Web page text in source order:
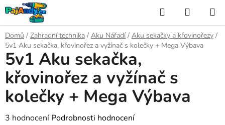
Přejít
na
obsah
Hledat
KOŠÍK
Domů / Zahradní technika / Aku Nářadí / Aku sekačky a křovinořezy /
5v1 Aku sekačka, křovinořez a vyžínač s kolečky + Mega Výbava
5v1 Aku sekačka,
křovinořez a vyžínač s
kolečky + Mega Výbava
Průměrné
3 hodnocení Podrobnosti hodnocení